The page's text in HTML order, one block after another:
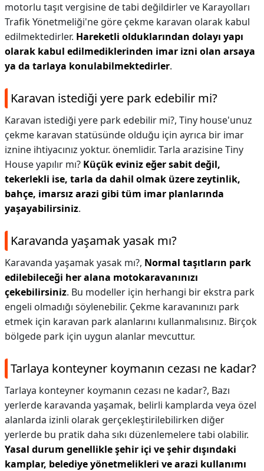
motorlu taşıt vergisine de tabi değildirler ve Karayolları
Trafik Yönetmeliği'ne göre çekme karavan olarak kabul
edilmektedirler. Hareketli olduklarından dolayı yapı
olarak kabul edilmediklerinden imar izni olan arsaya
ya da tarlaya konulabilmektedirler.
Karavan istediği yere park edebilir mi?
Karavan istediği yere park edebilir mi?, Tiny house'unuz
çekme karavan statüsünde olduğu için ayrıca bir imar
iznine ihtiyacınız yoktur. önemlidir. Tarla arazisine Tiny
House yapılır mı? Küçük eviniz eğer sabit değil,
tekerlekli ise, tarla da dahil olmak üzere zeytinlik,
bahçe, imarsız arazi gibi tüm imar planlarında
yaşayabilirsiniz.
Karavanda yaşamak yasak mı?
Karavanda yaşamak yasak mı?, Normal taşıtların park
edilebileceği her alana motokaravanınızı
çekebilirsiniz. Bu modeller için herhangi bir ekstra park
engeli olmadığı söylenebilir. Çekme karavanınızı park
etmek için karavan park alanlarını kullanmalısınız. Birçok
bölgede park için uygun alanlar mevcuttur.
Tarlaya konteyner koymanın cezası ne kadar?
Tarlaya konteyner koymanın cezası ne kadar?, Bazı
yerlerde karavanda yaşamak, belirli kamplarda veya özel
alanlarda izinli olarak gerçekleştirilebilirken diğer
yerlerde bu pratik daha sıkı düzenlemelere tabi olabilir.
Yasal durum genellikle şehir içi ve şehir dışındaki
kamplar, belediye yönetmelikleri ve arazi kullanımı